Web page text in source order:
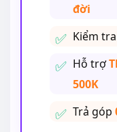
đời
Kiểm
Hỗ trợ
500K
Trả góp